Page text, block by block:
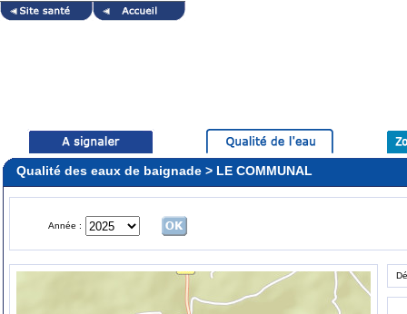
Qualité des eaux de baignade > LE COMMUNAL
Année :